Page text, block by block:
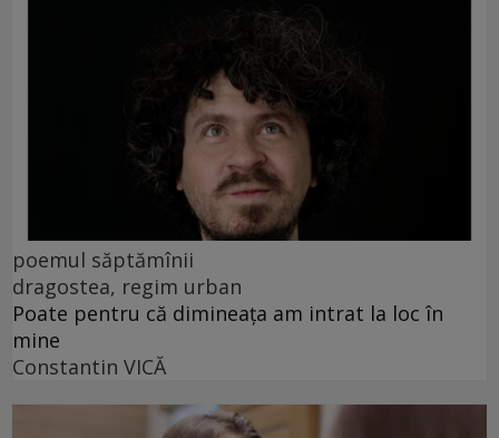
poemul săptămînii
dragostea, regim urban
Poate pentru că dimineața am intrat la loc în
mine
Constantin VICĂ